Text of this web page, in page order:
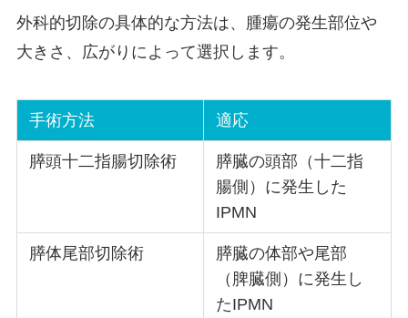
外科的切除の具体的な方法は、腫瘍の発生部位や
大きさ、広がりによって選択します。
手術方法 適応
膵頭十二指腸切除術
膵臓の頭部（十二指
腸側）に発生した
IPMN
膵体尾部切除術
膵臓の体部や尾部
（脾臓側）に発生し
たIPMN